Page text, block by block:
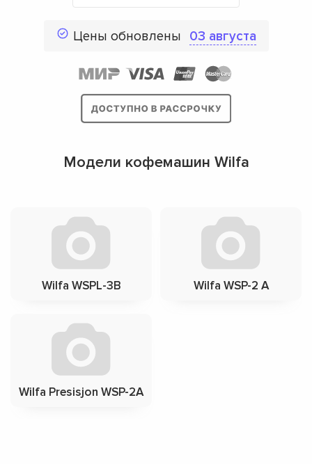
Цены обновлены 03 августа
Модели кофемашин Wilfa
Wilfa WSPL-3B Wilfa WSP-2 A
Wilfa Presisjon WSP-2A